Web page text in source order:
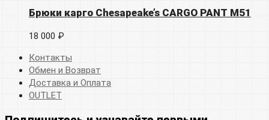
Брюки карго Chesapeake’s CARGO PANT M51
18 000 ₽
Контакты
Обмен и Возврат
Доставка и Оплата
OUTLET